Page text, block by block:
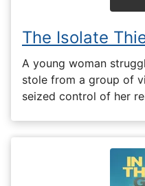
The Isolate
A young woman
stole from a group of
seized control of her